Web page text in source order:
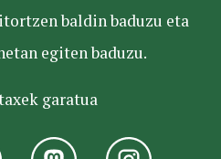
baldin baduzu eta
egiten baduzu.
garatua